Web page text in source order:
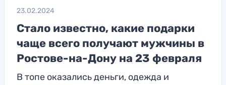
23.02.2024
Стало известно, какие подарки
чаще всего получают мужчины в
Ростове-на-Дону на 23 февраля
В топе оказались деньги, одежда и